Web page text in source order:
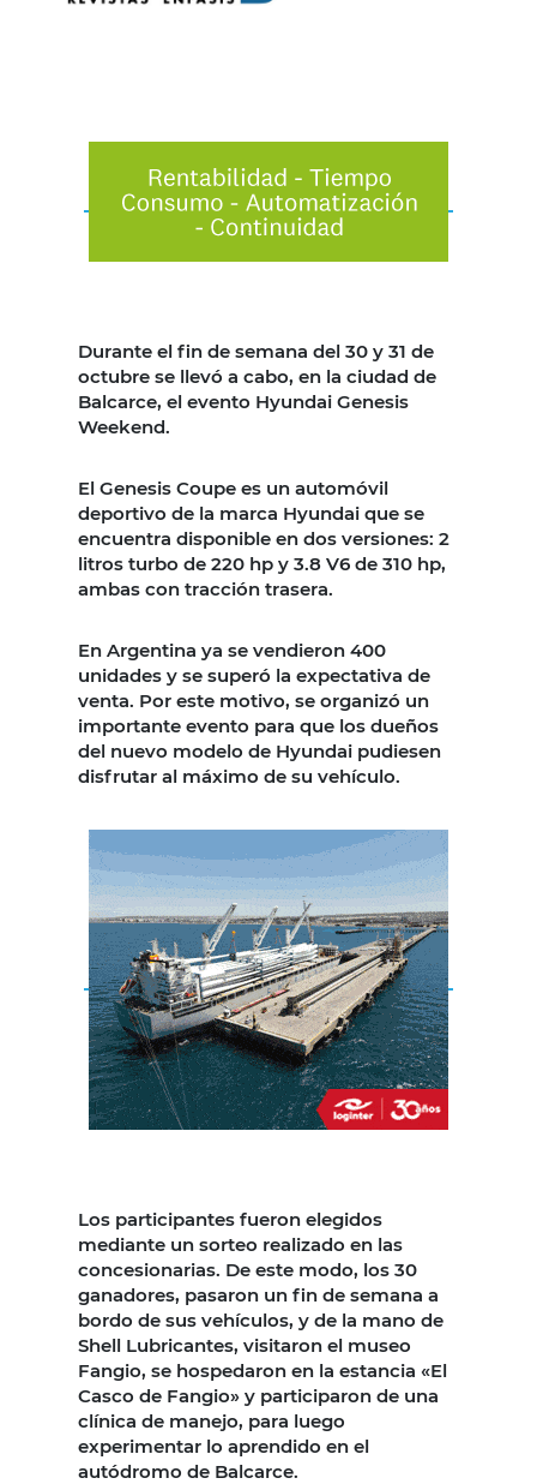
Durante el fin de semana del 30 y 31 de
octubre se llevó a cabo, en la ciudad de
Balcarce, el evento Hyundai Genesis
Weekend.
El Genesis Coupe es un automóvil
deportivo de la marca Hyundai que se
encuentra disponible en dos versiones: 2
litros turbo de 220 hp y 3.8 V6 de 310 hp,
ambas con tracción trasera.
En Argentina ya se vendieron 400
unidades y se superó la expectativa de
venta. Por este motivo, se organizó un
importante evento para que los dueños
del nuevo modelo de Hyundai pudiesen
disfrutar al máximo de su vehículo.
Los participantes fueron elegidos
mediante un sorteo realizado en las
concesionarias. De este modo, los 30
ganadores, pasaron un fin de semana a
bordo de sus vehículos, y de la mano de
Shell Lubricantes, visitaron el museo
Fangio, se hospedaron en la estancia «El
Casco de Fangio» y participaron de una
clínica de manejo, para luego
experimentar lo aprendido en el
autódromo de Balcarce.